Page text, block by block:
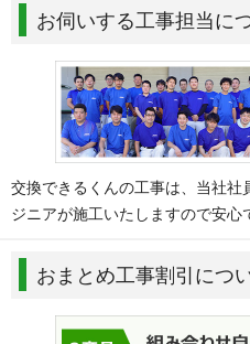
お伺いする工事担当に
交換できるくんの工事は、当社社
ジニアが施工いたしますので安心
おまとめ工事割引につ